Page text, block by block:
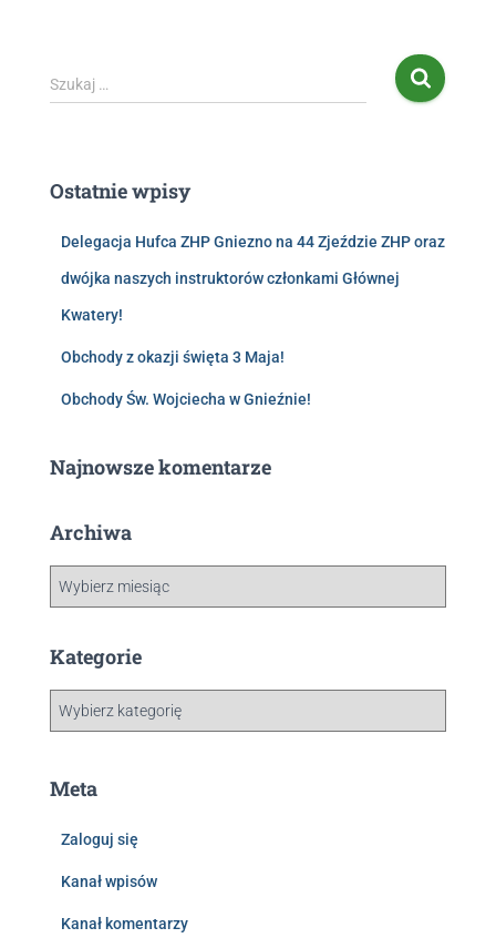
Szukaj …
Ostatnie wpisy
Delegacja Hufca ZHP Gniezno na 44 Zjeździe ZHP oraz
dwójka naszych instruktorów członkami Głównej
Kwatery!
Obchody z okazji święta 3 Maja!
Obchody Św. Wojciecha w Gnieźnie!
Najnowsze komentarze
Archiwa
Kategorie
Meta
Zaloguj się
Kanał wpisów
Kanał komentarzy